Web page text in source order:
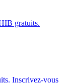
gratuits.
Inscrivez-vous